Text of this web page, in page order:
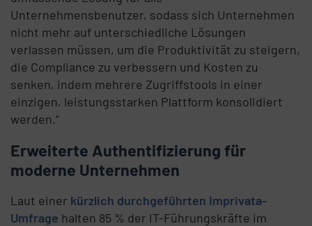
Unternehmensbenutzer, sodass sich Unternehmen
nicht mehr auf unterschiedliche Lösungen
verlassen müssen, um die Produktivität zu steigern,
die Compliance zu verbessern und Kosten zu
senken, indem mehrere Zugriffstools in einer
einzigen, leistungsstarken Plattform konsolidiert
werden.“
Erweiterte Authentifizierung für
moderne Unternehmen
Laut einer kürzlich durchgeführten Imprivata-
Umfrage halten 85 % der IT-Führungskräfte im